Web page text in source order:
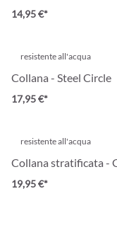
14,95 €*
resistente all'acqua
Collana - Steel Circle
17,95 €*
resistente all'acqua
Collana stratificata -
19,95 €*